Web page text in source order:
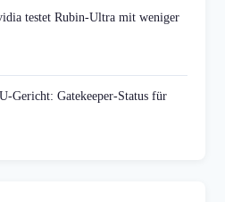
testet Rubin-Ultra mit weniger
Gericht: Gatekeeper-Status für